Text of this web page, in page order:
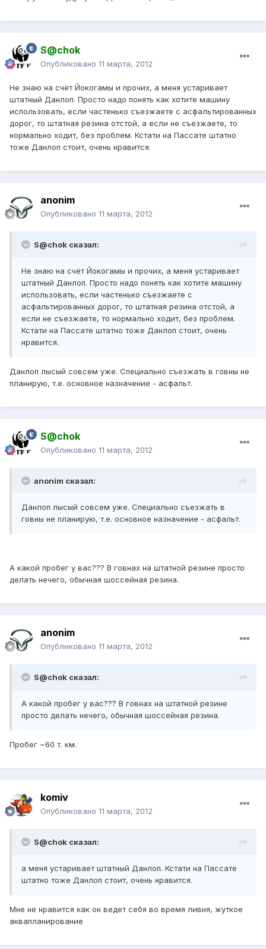
S@chok
Опубликовано 11 марта, 2012
Не знаю на счёт Йокогамы и прочих, а меня устаривает
штатный Данлоп. Просто надо понять как хотите машину
использовать, если частенько съезжаете с асфальтированных
дорог, то штатная резина отстой, а если не съезжаете, то
нормально ходит, без проблем. Кстати на Пассате штатно
тоже Данлоп стоит, очень нравится.
anonim
Опубликовано 11 марта, 2012
S@chok сказал:
Не знаю на счёт Йокогамы и прочих, а меня устаривает
штатный Данлоп. Просто надо понять как хотите машину
использовать, если частенько съезжаете с
асфальтированных дорог, то штатная резина отстой, а
если не съезжаете, то нормально ходит, без проблем.
Кстати на Пассате штатно тоже Данлоп стоит, очень
нравится.
Данлоп лысый совсем уже. Специально съезжать в говны не
планирую, т.е. основное назначение - асфальт.
S@chok
Опубликовано 11 марта, 2012
anonim сказал:
Данлоп лысый совсем уже. Специально съезжать в
говны не планирую, т.е. основное назначение - асфальт.
А какой пробег у вас??? В говнах на штатной резине просто
делать нечего, обычная шоссейная резина.
anonim
Опубликовано 11 марта, 2012
S@chok сказал:
А какой пробег у вас??? В говнах на штатной резине
просто делать нечего, обычная шоссейная резина.
Пробег ~60 т. км.
komiv
Опубликовано 11 марта, 2012
S@chok сказал:
а меня устаривает штатный Данлоп. Кстати на Пассате
штатно тоже Данлоп стоит, очень нравится.
Мне не нравится как он ведет себя во время ливня, жуткое
аквапланирование